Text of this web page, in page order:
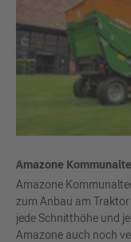
Amazone
Amazone
zum Anbau am
jede Schnitthöhe und
Amazone auch noch